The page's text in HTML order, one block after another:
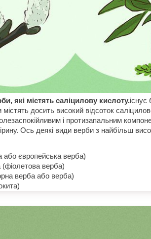
які містять саліцилову кислоту.існує
досить високий відсоток
і протизапальним
Ось деякі види верби з найбільш
або європейська верба)
верба)
верба або верба)